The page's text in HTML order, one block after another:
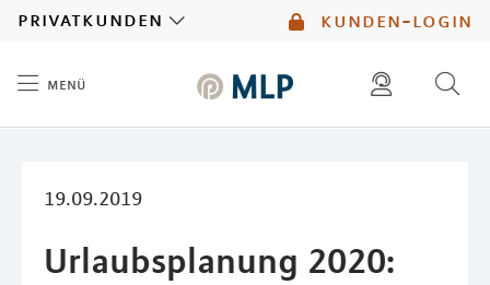
kunden-login
privatkunden
menü
19.09.2019
Urlaubsplanung 2020: